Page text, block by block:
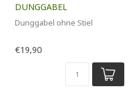
DUNGGABEL
Dunggabel ohne Stiel
€19,90